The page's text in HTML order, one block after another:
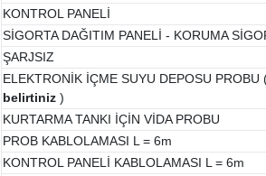
KONTROL PANELİ
SİGORTA DAĞITIM PANELİ - KORUMA
ŞARJSIZ
ELEKTRONİK İÇME SUYU DEPOSU
belirtiniz )
KURTARMA TANKI İÇİN VİDA PROBU
PROB KABLOLAMASI L = 6m
KONTROL PANELİ KABLOLAMASI L = 6m